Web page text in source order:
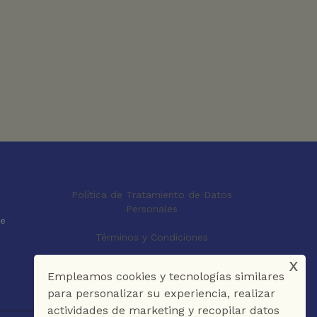
Política de Tratamiento de Datos
Personales
Términos y Condiciones
Empleamos cookies y tecnologías similares
para personalizar su experiencia, realizar
actividades de marketing y recopilar datos
x